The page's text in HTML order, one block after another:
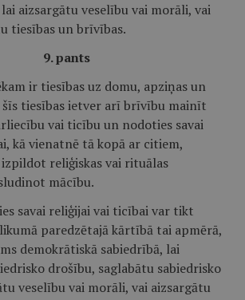
aizsargātu veselību vai morāli, vai
tiesības un brīvības.
9. pants
ir tiesības uz domu, apziņas un
tiesības ietver arī brīvību mainīt
vai ticību un nodoties savai
kā vienatnē tā kopā ar citiem,
reliģiskas vai rituālas
mācību.
savai reliģijai vai ticībai var tikt
paredzētajā kārtībā tai apmērā,
demokrātiskā sabiedrībā, lai
drošību, saglabātu sabiedrisko
veselību vai morāli, vai aizsargātu